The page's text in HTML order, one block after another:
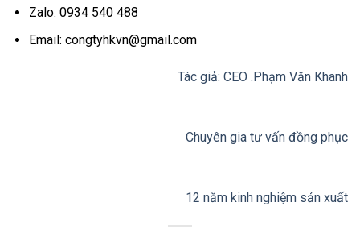
Zalo: 0934 540 488
Email: congtyhkvn@gmail.com
Tác giả: CEO .Phạm Văn Khanh
Chuyên gia tư vấn đồng phục
12 năm kinh nghiệm sản xuất